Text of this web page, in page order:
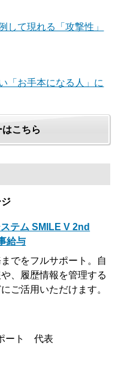
して現れる「攻撃性」
「お手本になる人」に
こちら
テム SMILE V 2nd
給与
でをフルサポート。自
、履歴情報を管理する
ご活用いただけます。
ート 代表